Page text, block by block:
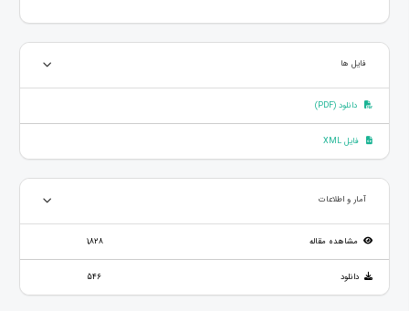
فایل ها
دانلود (PDF)
فایل XML
آمار و اطلاعات
مشاهده مقاله 1,828
دانلود 546